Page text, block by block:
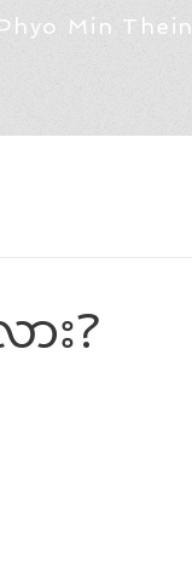
Min Thein
း?